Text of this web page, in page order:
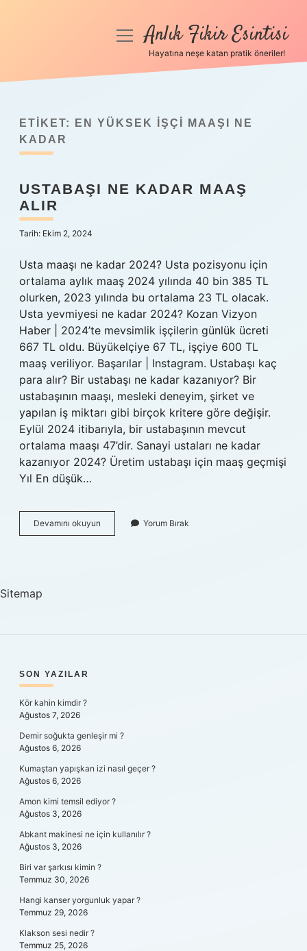
Anasayfa
Yasal Uyarı
menüyüAnlık Fikir Esintisi
Hayatına neşe katan pratik öneriler!
ETIKET:
EN YÜKSEK IŞÇI MAAŞI NE
KADAR
USTABAŞI NE KADAR MAAŞ
ALIR
Tarih: Ekim 2, 2024
Usta maaşı ne kadar 2024? Usta pozisyonu için
ortalama aylık maaş 2024 yılında 40 bin 385 TL
olurken, 2023 yılında bu ortalama 23 TL olacak.
Usta yevmiyesi ne kadar 2024? Kozan Vizyon
Haber | 2024’te mevsimlik işçilerin günlük ücreti
667 TL oldu. Büyükelçiye 67 TL, işçiye 600 TL
maaş veriliyor. Başarılar | Instagram. Ustabaşı kaç
para alır? Bir ustabaşı ne kadar kazanıyor? Bir
ustabaşının maaşı, mesleki deneyim, şirket ve
yapılan iş miktarı gibi birçok kritere göre değişir.
Eylül 2024 itibarıyla, bir ustabaşının mevcut
ortalama maaşı 47’dir. Sanayi ustaları ne kadar
kazanıyor 2024? Üretim ustabaşı için maaş geçmişi
Yıl En düşük…
Devamını okuyun Ustabaşı
Ne
Yorum Bırak
Sitemap
SIDEBAR
SON YAZILAR
Kör kahin kimdir ?
Ağustos 7, 2026
Demir soğukta genleşir mi ?
Ağustos 6, 2026
Kumaştan yapışkan izi nasıl geçer ?
Ağustos 6, 2026
Amon kimi temsil ediyor ?
Ağustos 3, 2026
Abkant makinesi ne için kullanılır ?
Ağustos 3, 2026
Biri var şarkısı kimin ?
Temmuz 30, 2026
Hangi kanser yorgunluk yapar ?
Temmuz 29, 2026
Klakson sesi nedir ?
Temmuz 25, 2026